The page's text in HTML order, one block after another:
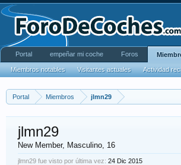
Portal Miembros jlmn29
jlmn29
New Member, Masculino, 16
jlmn29 fue visto por última vez: 24 Dic 2015
Portal empeñar mi coche Foros
Miembros notables Visitantes actuales Actividad